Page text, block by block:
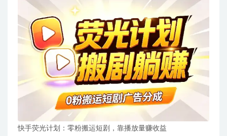
快手荧光计划：零粉搬运短剧，靠播放量赚收益